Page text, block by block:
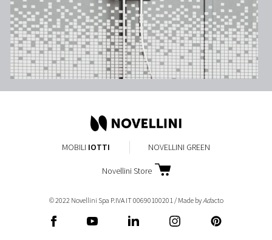
MOBILI IOTTI NOVELLINI GREEN
Novellini Store
© 2022 Novellini Spa P.IVA IT 00690100201 / Made by Adacto